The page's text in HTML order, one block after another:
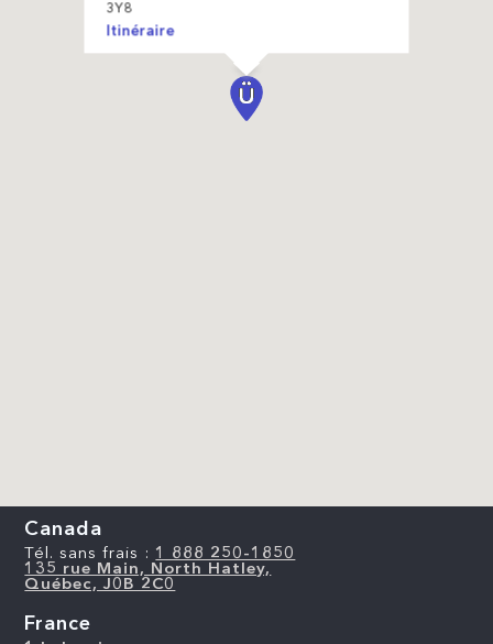
3Y8
Itinéraire
Canada
Tél. sans frais : 1 888 250-1850
135 rue Main, North Hatley,
Québec, J0B 2C0
France